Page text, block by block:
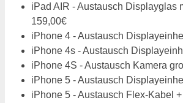
iPad AIR - Austausch Displayglas
159,00€
iPhone 4 - Austausch
iPhone 4s - Austausch
iPhone 4S - Austausch Kamera
iPhone 5 - Austausch
iPhone 5 - Austausch Flex-Kabel